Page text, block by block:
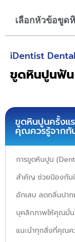
เลือกหัวข้อขูด
iDentist
ขูดหินปูนฟัน
ขูดหินปูนครั้งแร
คุณควรรู้จาก
การขูดหินปูน
สำคัญ ช่วยป้องกัน
อักเสบ ลดกลิ่นปา
บุคลิกภาพให้คุณมั่น
แนะนำทุกสิ่งที่คุณค